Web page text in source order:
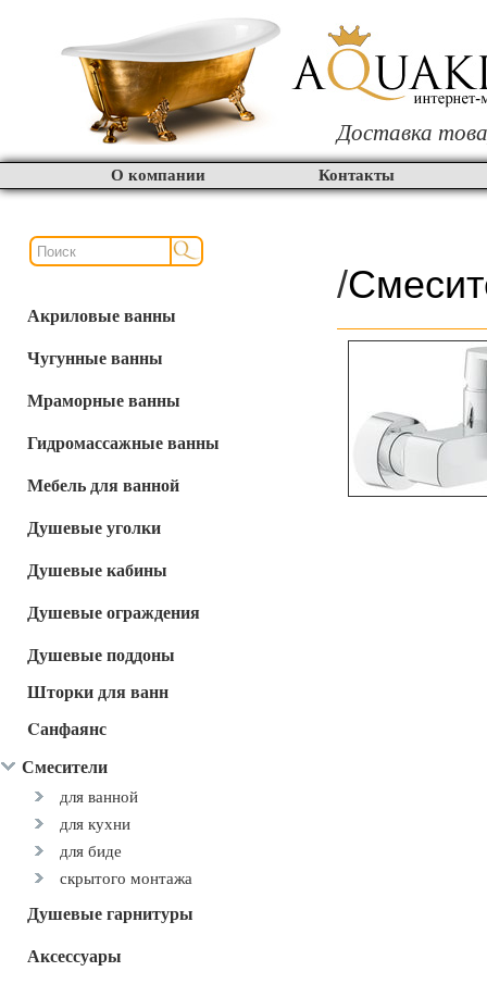
Доставка
О компании Контакты
Акриловые ванны
Чугунные ванны
Мраморные ванны
Гидромассажные ванны
Мебель для ванной
Душевые уголки
Душевые кабины
Душевые ограждения
Душевые поддоны
Шторки для ванн
Cанфаянс
Смесители
для ванной
для кухни
для биде
скрытого монтажа
Душевые гарнитуры
Аксессуары
/